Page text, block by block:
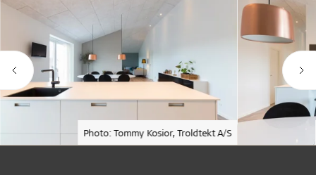
Photo: Tommy Kosior, Troldtekt A/S